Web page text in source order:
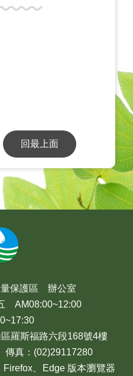
回最上面
量保護區 辦公室
AM08:00~12:00
羅斯福路六段168號4樓
真：(02)29117280
、Edge 版本瀏覽器